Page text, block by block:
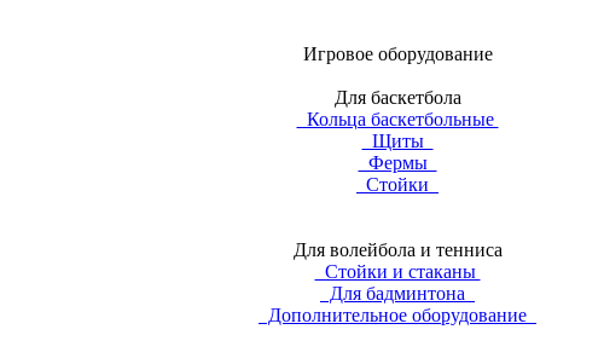
Игровое оборудование
Для баскетбола
Кольца баскетбольные
Щиты
Фермы
Стойки
Для волейбола и тенниса
Стойки и стаканы
Для бадминтона
Дополнительное оборудование